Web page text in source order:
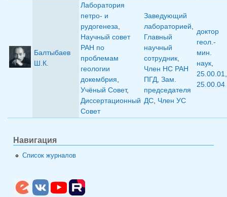
Балтыбаев
Ш.К.
Лаборатория
петро- и
рудогенеза,
Научный совет
РАН по
проблемам
геологии
докембрия,
Учёный Совет,
Диссертационный
Совет
Заведующий
лабораторией,
Главный
научный
сотрудник,
Член НС РАН
ПГД, Зам.
председателя
ДС, Член УС
доктор
геол.-
мин.
наук,
25.00.01,
25.00.04
Навигация
Список журналов